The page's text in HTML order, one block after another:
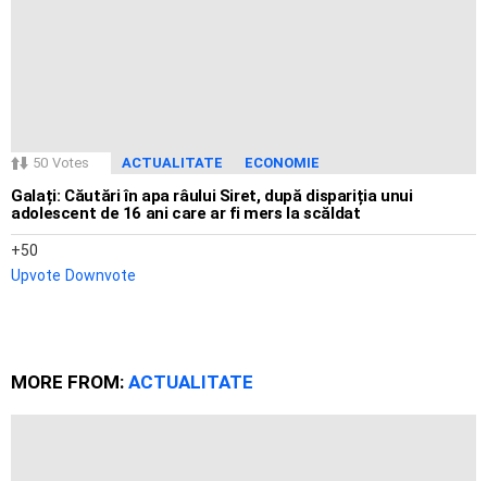
50 Votes ACTUALITATE ECONOMIE
Galați: Căutări în apa râului Siret, după dispariția unui
adolescent de 16 ani care ar fi mers la scăldat
50
Upvote Downvote
MORE FROM: ACTUALITATE